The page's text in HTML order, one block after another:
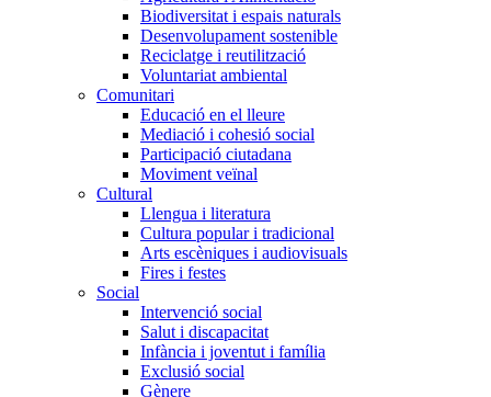
Biodiversitat i espais naturals
Desenvolupament sostenible
Reciclatge i reutilització
Voluntariat ambiental
Comunitari
Educació en el lleure
Mediació i cohesió social
Participació ciutadana
Moviment veïnal
Cultural
Llengua i literatura
Cultura popular i tradicional
Arts escèniques i audiovisuals
Fires i festes
Social
Intervenció social
Salut i discapacitat
Infància i joventut i família
Exclusió social
Gènere